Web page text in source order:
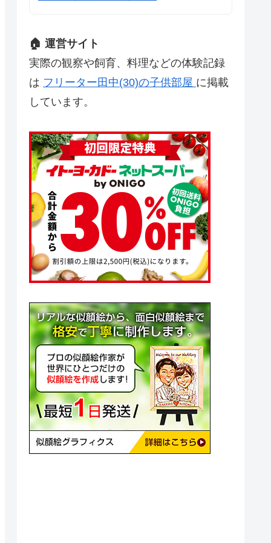
🏠 運営サイト
実際の観察や飼育、料理などの体験記録
は フリーター田中(30)の子供部屋 に掲載
しています。